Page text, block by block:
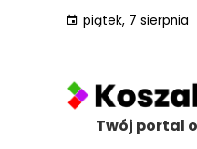
piątek, 7 sierpnia
Twój portal